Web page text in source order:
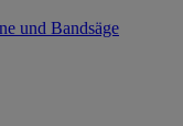
und Bandsäge